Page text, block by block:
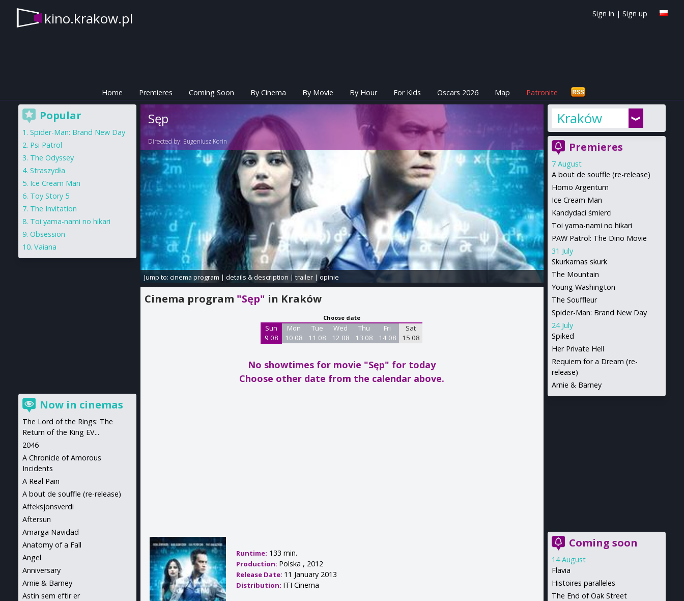
kino.krakow.pl Sign in | Sign up
Home Premieres Coming Soon By Cinema By Movie By Hour For Kids Oscars 2026 Map Patronite
Sęp
Directed by: Eugeniusz Korin
Jump to: cinema program | details & description | trailer|opinie
Cinema program "Sęp" in Kraków
Choose date
Sun
9 08
Mon
10 08
Tue
11 08
Wed
12 08
Thu
13 08
Fri
14 08
Sat
15 08
No showtimes for movie "Sęp" for today
Choose other date from the calendar above.
Runtime: 133 min.
Production: Polska , 2012
Release Date: 11 January 2013
Distribution: ITI Cinema
Kraków
Premieres
7 August
A bout de souffle (re-release)
Homo Argentum
Ice Cream Man
Kandydaci śmierci
Toi yama-nami no hikari
PAW Patrol: The Dino Movie
31 July
Skurkarnas skurk
The Mountain
Young Washington
The Souffleur
Spider-Man: Brand New Day
24 July
Spiked
Her Private Hell
Requiem for a Dream (re-
release)
Arnie & Barney
Coming soon
14 August
Flavia
Histoires paralleles
The End of Oak Street
Popular
Spider-Man: Brand New Day
Psi Patrol
The Odyssey
Straszydła
Ice Cream Man
Toy Story 5
The Invitation
Toi yama-nami no hikari
Obsession
Vaiana
Now in cinemas
The Lord of the Rings: The
Return of the King EV...
2046
A Chronicle of Amorous
Incidents
A Real Pain
A bout de souffle (re-release)
Affeksjonsverdi
Aftersun
Amarga Navidad
Anatomy of a Fall
Angel
Anniversary
Arnie & Barney
Astin sem eftir er